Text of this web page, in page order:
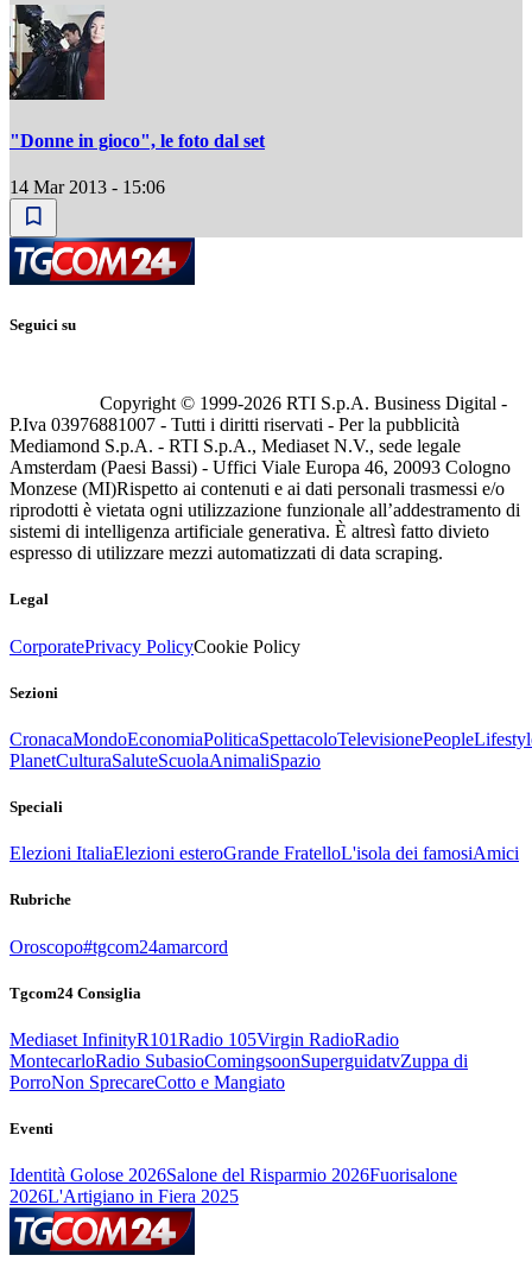
"Donne in gioco", le foto dal set
14 Mar 2013 - 15:06
Seguici su
Copyright © 1999-2026 RTI S.p.A. Business Digital -
P.Iva 03976881007 - Tutti i diritti riservati - Per la pubblicità
Mediamond S.p.A. - RTI S.p.A., Mediaset N.V., sede legale
Amsterdam (Paesi Bassi) - Uffici Viale Europa 46, 20093 Cologno
Monzese (MI)Rispetto ai contenuti e ai dati personali trasmessi e/o
riprodotti è vietata ogni utilizzazione funzionale all’addestramento di
sistemi di intelligenza artificiale generativa. È altresì fatto divieto
espresso di utilizzare mezzi automatizzati di data scraping.
Legal
CorporatePrivacy PolicyCookie Policy
Sezioni
CronacaMondoEconomiaPoliticaSpettacoloTelevisionePeople
PlanetCulturaSaluteScuolaAnimaliSpazio
Speciali
Elezioni ItaliaElezioni esteroGrande FratelloL'isola dei famosiAmici
Rubriche
Oroscopo#tgcom24amarcord
Tgcom24 Consiglia
Mediaset InfinityR101Radio 105Virgin RadioRadio
MontecarloRadio SubasioComingsoonSuperguidatvZuppa di
PorroNon SprecareCotto e Mangiato
Eventi
Identità Golose 2026Salone del Risparmio 2026Fuorisalone
2026L'Artigiano in Fiera 2025